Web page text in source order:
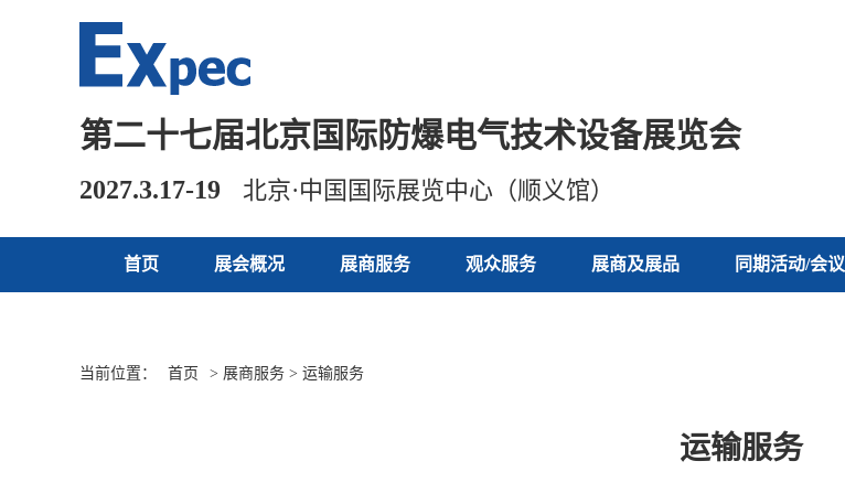
第二十七届北京国际防爆电气技术设备展览会
2027.3.17-19 北京·中国国际展览中心（顺义馆）
首页 展会概况 展商服务 观众服务 展商及展品 同期活动/会议
当前位置： 首页 > 展商服务 > 运输服务
运输服务